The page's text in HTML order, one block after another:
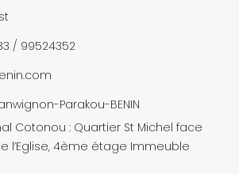
/ 99524352
Parakou-BENIN
Cotonou : Quartier St Michel face
l’Eglise, 4ème étage Immeuble